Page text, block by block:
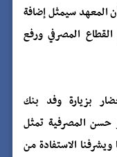
المعهد سيمثل إضافة
القطاع المصرفي ورفع
بزيارة وفد بنك
حسن المصرفية تمثل
الاستفادة من